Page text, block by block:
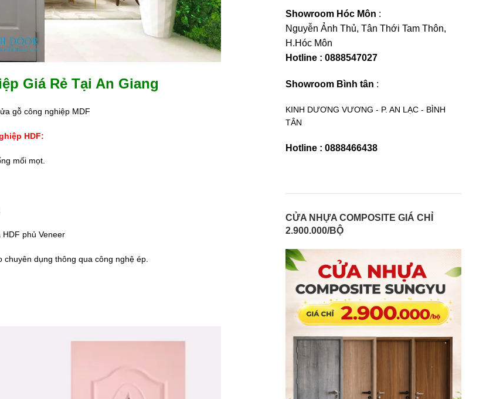
Giá Rẻ Tại An Giang
gỗ công nghiệp MDF
HDF:
mối mọt.
phủ Veneer
dụng thông qua công nghệ ép.
Showroom Hóc Môn :
Nguyễn Ảnh Thủ, Tân Thới Tam Thôn,
H.Hóc Môn
Hotline : 0888547027
Showroom Bình tân :
KINH DƯƠNG VƯƠNG - P. AN LẠC - BÌNH
TÂN
Hotline : 0888466438
CỬA NHỰA COMPOSITE GIÁ CHỈ
2.900.000/BỘ